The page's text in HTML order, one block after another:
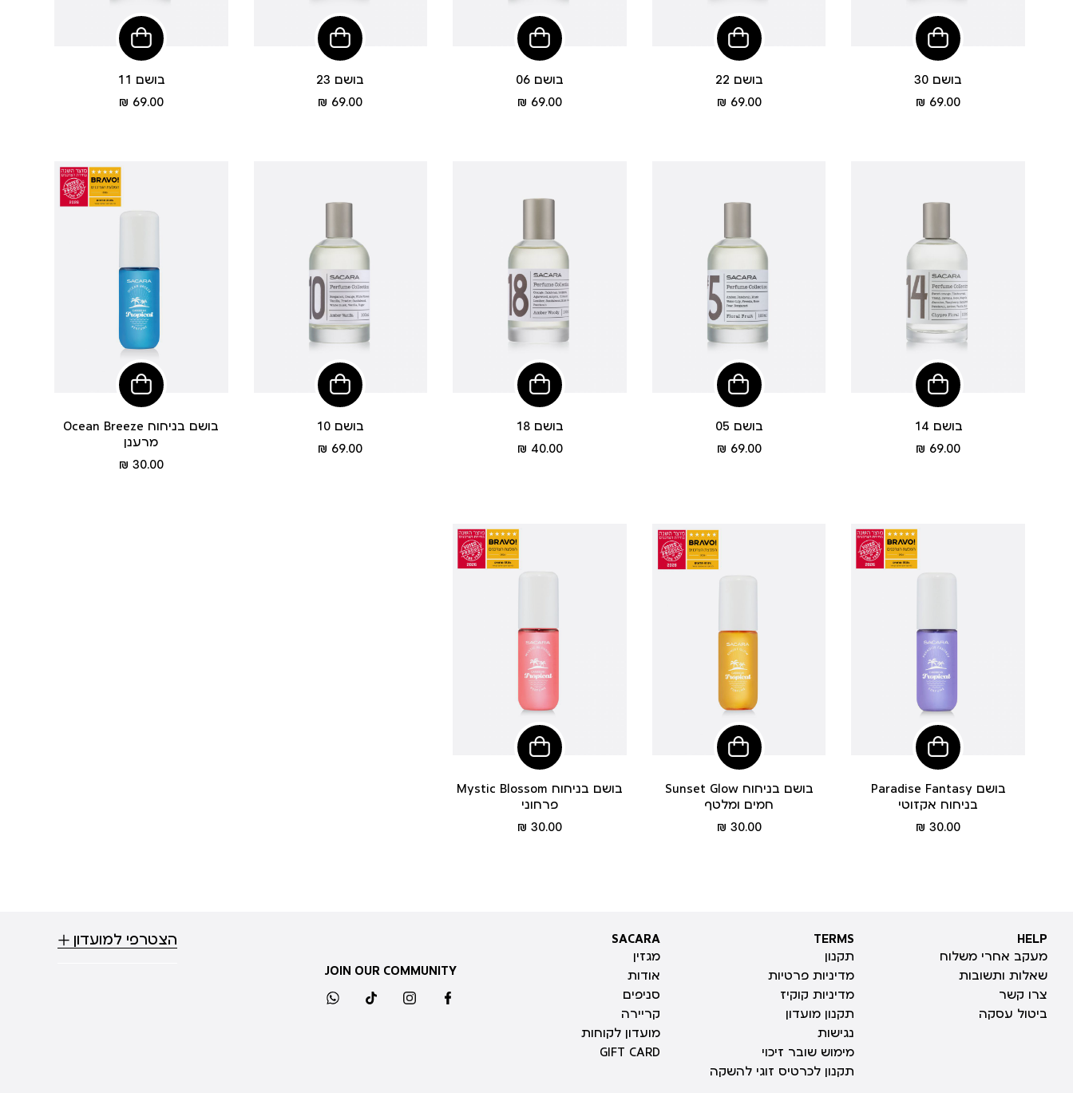
הוסיפי
לסל
בושם 30
מחיר69.00 ₪
הוסיפי
לסל
בושם 22
מחיר69.00 ₪
הוסיפי
לסל
בושם 06
מחיר69.00 ₪
הוסיפי
לסל
בושם 23
מחיר69.00 ₪
הוסיפי
לסל
בושם 11
מחיר69.00 ₪
הוסיפי
לסל
בושם 14
מחיר69.00 ₪
הוסיפי
לסל
בושם 05
מחיר69.00 ₪
הוסיפי
לסל
בושם 18
מחיר40.00 ₪
הוסיפי
לסל
בושם 10
מחיר69.00 ₪
הוסיפי
לסל
Ocean Breeze בושם בניחוח
מרענן
מחיר30.00 ₪
הוסיפי
לסל
Paradise Fantasy בושם
בניחוח אקזוטי
מחיר30.00 ₪
הוסיפי
לסל
Sunset Glow בושם בניחוח
חמים ומלטף
מחיר30.00 ₪
הוסיפי
לסל
Mystic Blossom בושם בניחוח
פרחוני
מחיר30.00 ₪
HELP
HELP
מעקב אחרי משלוח
שאלות ותשובות
צרו קשר
ביטול עסקה
TERMS
TERMS
תקנון
מדיניות פרטיות
מדיניות קוקיז
תקנון מועדון
נגישות
מימוש שובר זיכוי
תקנון לכרטיס זוגי להשקה
SACARA
SACARA
מגזין
אודות
סניפים
קריירה
מועדון לקוחות
GIFT CARD
JOIN OUR COMMUNITY
facebook
instagram
tiktok
whatsapp
הצטרפי למועדון